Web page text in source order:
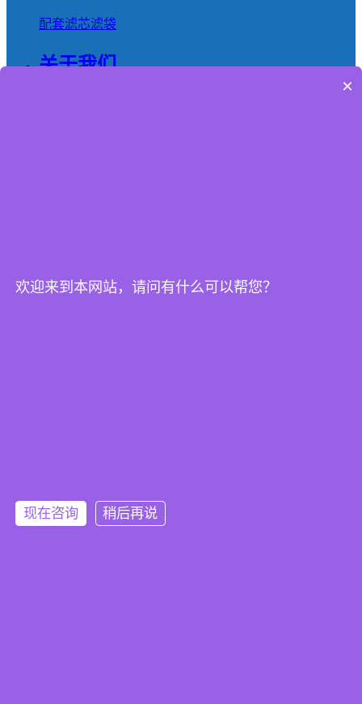
配套滤芯滤袋
关于我们
公司新闻
案例中心
×
欢迎来到本网站，请问有什么可以帮您？
现在咨询 稍后再说